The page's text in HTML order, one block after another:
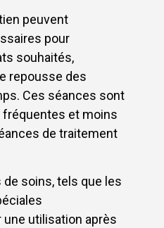
peuvent
pour
souhaités,
repousse des
Ces séances sont
et moins
de traitement
de soins, tels que les
utilisation après